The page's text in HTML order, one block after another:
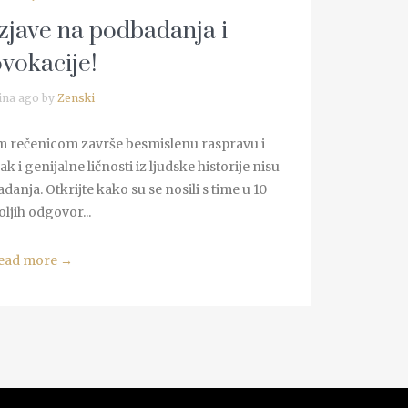
na podbadanja i
ago byZenski
rečenicom završe besmislenu raspravu i
i genijalne ličnosti iz ljudske historije nisu
Otkrijte kako su se nosili s time u 10
odgovor...
more →